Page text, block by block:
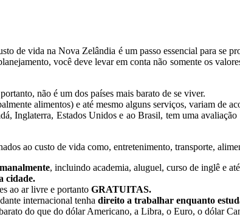
de vida na Nova Zelândia é um passo essencial para se
você deve levar em conta não somente os
não é um dos países mais barato de se viver.
alimentos) e até mesmo alguns serviços, variam de
Inglaterra, Estados Unidos e ao Brasil, tem uma
ao custo de vida como, entretenimento, transporte,
, incluindo academia, aluguel, curso de inglê e
cidade.
ao ar livre e portanto GRATUITAS.
internacional tenha direito a trabalhar enquanto
do que do dólar Americano, a Libra, o Euro, o dólar